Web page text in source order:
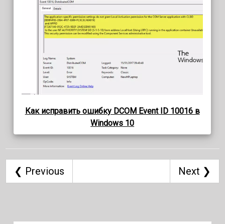
Как исправить ошибку DCOM Event ID 10016 в
Windows 10
❮ Previous Next ❯